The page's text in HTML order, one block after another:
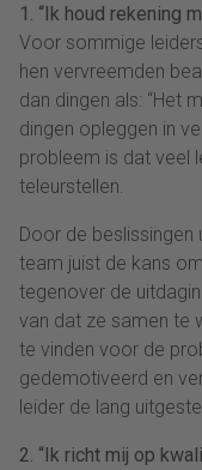
1. “Ik houd rekening
Voor sommige
hen vervreemden
dan dingen als: “Het
dingen opleggen in
probleem is dat veel
teleurstellen.
Door de beslissingen
team juist de kans
tegenover de
van dat ze samen te
te vinden voor de
gedemotiveerd en
leider de lang
2. “Ik richt mij op